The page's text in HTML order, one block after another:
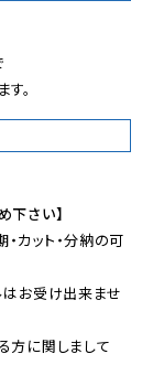
。
下さい】
カット・分納の可
はお受け出来ませ
方に関しまして